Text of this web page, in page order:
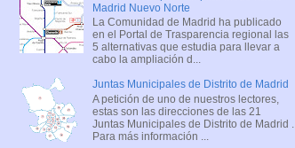
Madrid Nuevo Norte
La Comunidad de Madrid ha publicado
en el Portal de Trasparencia regional las
5 alternativas que estudia para llevar a
cabo la ampliación d...
Juntas Municipales de Distrito de Madrid
A petición de uno de nuestros lectores,
estas son las direcciones de las 21
Juntas Municipales de Distrito de Madrid .
Para más información ...